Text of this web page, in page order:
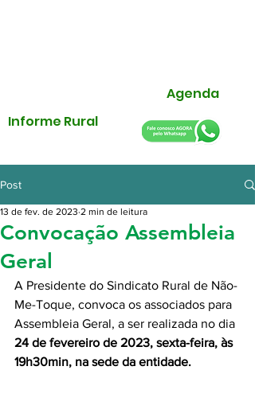
Agenda
Informe Rural
Post
Convocação Assembleia
Geral
13 de fev. de 2023 2 min de leitura
A Presidente do Sindicato Rural de Não-
Me-Toque, convoca os associados para
Assembleia Geral, a ser realizada no dia
24 de fevereiro de 2023, sexta-feira, às
19h30min, na sede da entidade.